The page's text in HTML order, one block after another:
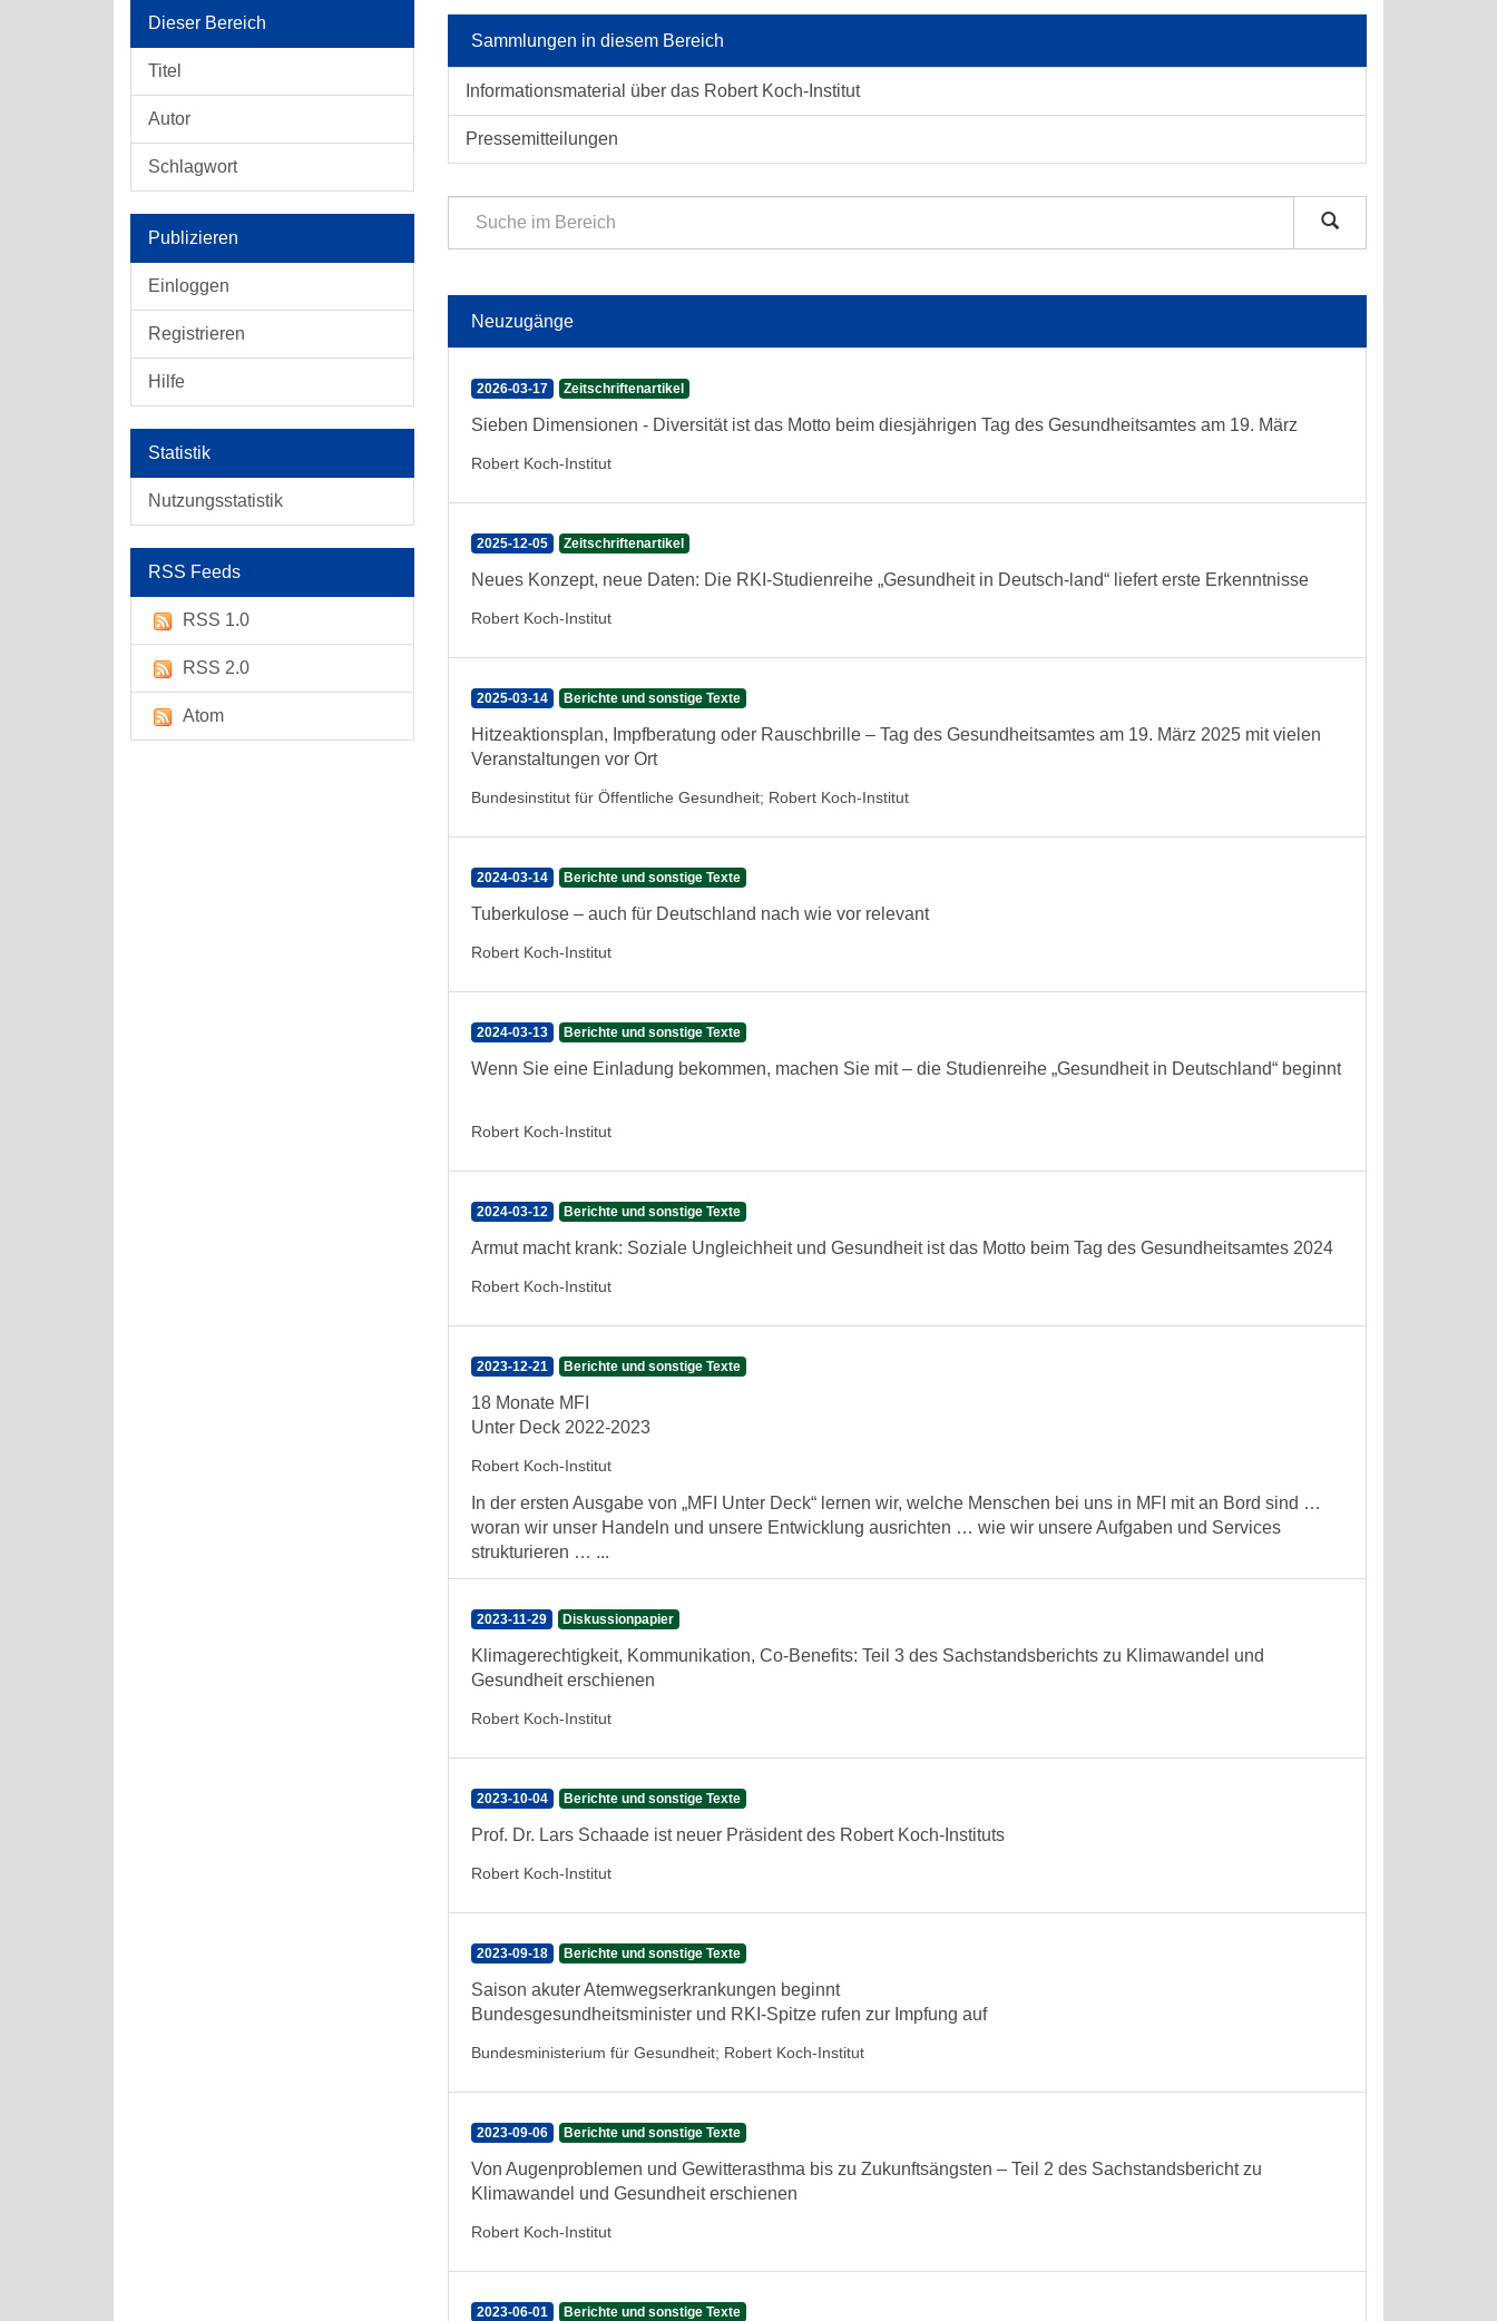
Dieser Bereich
Titel
Autor
Schlagwort
Publizieren
Einloggen
Registrieren
Hilfe
Statistik
Nutzungsstatistik
RSS Feeds
RSS 1.0
RSS 2.0
Atom
Sammlungen in diesem Bereich
Informationsmaterial über das Robert Koch-Institut
Pressemitteilungen
Neuzugänge
2026-03-17 Zeitschriftenartikel
Sieben Dimensionen - Diversität ist das Motto beim diesjährigen Tag des Gesundheitsamtes am 19. März
Robert Koch-Institut
2025-12-05 Zeitschriftenartikel
Neues Konzept, neue Daten: Die RKI-Studienreihe „Gesundheit in Deutsch-land“ liefert erste Erkenntnisse
Robert Koch-Institut
2025-03-14 Berichte und sonstige Texte
Hitzeaktionsplan, Impfberatung oder Rauschbrille – Tag des Gesundheitsamtes am 19. März 2025 mit vielen
Veranstaltungen vor Ort
Bundesinstitut für Öffentliche Gesundheit; Robert Koch-Institut
2024-03-14 Berichte und sonstige Texte
Tuberkulose – auch für Deutschland nach wie vor relevant
Robert Koch-Institut
2024-03-13 Berichte und sonstige Texte
Wenn Sie eine Einladung bekommen, machen Sie mit – die Studienreihe „Gesundheit in Deutschland“ beginnt
Robert Koch-Institut
2024-03-12 Berichte und sonstige Texte
Armut macht krank: Soziale Ungleichheit und Gesundheit ist das Motto beim Tag des Gesundheitsamtes 2024
Robert Koch-Institut
2023-12-21 Berichte und sonstige Texte
18 Monate MFI
Unter Deck 2022-2023
Robert Koch-Institut
In der ersten Ausgabe von „MFI Unter Deck“ lernen wir, welche Menschen bei uns in MFI mit an Bord sind …
woran wir unser Handeln und unsere Entwicklung ausrichten … wie wir unsere Aufgaben und Services
strukturieren … ...
2023-11-29 Diskussionpapier
Klimagerechtigkeit, Kommunikation, Co-Benefits: Teil 3 des Sachstandsberichts zu Klimawandel und
Gesundheit erschienen
Robert Koch-Institut
2023-10-04 Berichte und sonstige Texte
Prof. Dr. Lars Schaade ist neuer Präsident des Robert Koch-Instituts
Robert Koch-Institut
2023-09-18 Berichte und sonstige Texte
Saison akuter Atemwegserkrankungen beginnt
Bundesgesundheitsminister und RKI-Spitze rufen zur Impfung auf
Bundesministerium für Gesundheit; Robert Koch-Institut
2023-09-06 Berichte und sonstige Texte
Von Augenproblemen und Gewitterasthma bis zu Zukunftsängsten – Teil 2 des Sachstandsbericht zu
Klimawandel und Gesundheit erschienen
Robert Koch-Institut
2023-06-01 Berichte und sonstige Texte